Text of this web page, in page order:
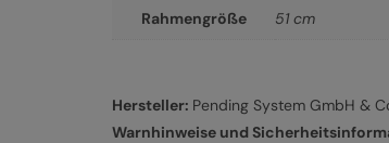
Rahmengröße 51 cm
Hersteller: Pending System GmbH &
Warnhinweise und